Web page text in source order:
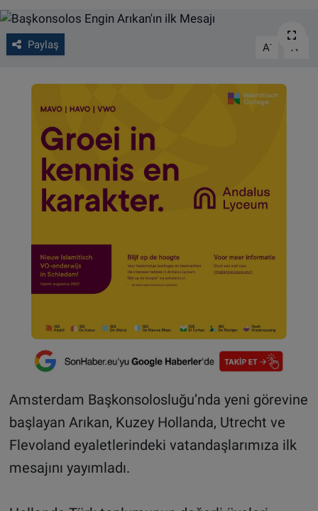
Paylaş A- A
Amsterdam Başkonsolosluğu’nda yeni görevine
başlayan Arıkan, Kuzey Hollanda, Utrecht ve
Flevoland eyaletlerindeki vatandaşlarımıza ilk
mesajını yayımladı.
BİLİM-TEKNOLOJİ
SAĞLIK
FOTO GALERİ
ALGEMENE VOORWAARDEN
CONTACT
Çerez Politikası
Haber Arşivi